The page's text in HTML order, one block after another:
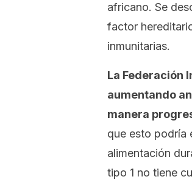
africano. Se
factor
inmunitarias.
La Federación
aumentando
manera
que esto podría
alimentación
tipo 1 no tiene